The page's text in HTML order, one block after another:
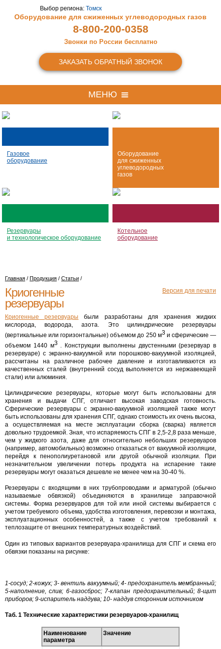
Выбор региона: Томск
Оборудование для сжиженных углеводородных газов
8-800-200-0358
Звонки по России бесплатно
ЗАКАЗАТЬ ОБРАТНЫЙ ЗВОНОК
МЕНЮ
Газовое
оборудование
Оборудование
для сжиженных
углеводородных
газов
Резервуары
и технологическое оборудование
Котельное
оборудование
Главная / Продукция / Статьи /
Версия для печати
Криогенные
резервуары
Криогенные резервуары были разработаны для хранения жидких
кислорода, водорода, азота. Это цилиндрические резервуары
(вертикальные или горизонтальные) объемом до 250 м3и сферические ―
объемом 1440 м3. Конструкции выполнены двустенными (резервуар в
резервуаре) с экранно-вакуумной или порошково-вакуумной изоляцией,
рассчитаны на различное рабочее давление и изготавливаются из
качественных сталей (внутренний сосуд выполняется из нержавеющей
стали) или алюминия.
Цилиндрические резервуары, которые могут быть использованы для
хранения и выдачи СПГ, отличает высокая заводская готовность.
Сферические резервуары с экранно-вакуумной изоляцией также могут
быть использованы для хранения СПГ, однако стоимость их очень высока,
а осуществляемая на месте эксплуатации сборка (сварка) является
довольно трудоемкой. Зная, что испаряемость СПГ в 2,5-2,8 раза меньше,
чем у жидкого азота, даже для относительно небольших резервуаров
(например, автомобильных) возможно отказаться от вакуумной изоляции,
перейдя к пенополиуретановой или другой обычной изоляции. При
незначительном увеличении потерь продукта на испарение такие
резервуары могут оказаться дешевле не менее чем на 30-40 %.
Резервуары с входящими в них трубопроводами и арматурой (обычно
называемые обвязкой) объединяются в хранилище заправочной
системы. Форма резервуаров для той или иной системы выбирается с
учетом требуемого объема, удобства изготовления, перевозки и монтажа,
эксплуатационных особенностей, а также с учетом требований к
теплозащите от внешних температурных воздействий.
Один из типовых вариантов резервуара-хранилища для СПГ и схема его
обвязки показаны на рисунке:
1-сосуд; 2-кожух; 3- вентиль вакуумный; 4- предохранитель мембранный;
5-наполнение, слив; 6-газосброс; 7-клапан предохранительный; 8-щит
приборов; 9-испаритель наддува; 10- наддув сторонним источником
Таб. 1 Технические характеристики резервуаров-хранилищ
Наименование
параметра
Значение